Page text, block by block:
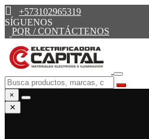
+573102965319
SÍGUENOS
PQR / CONTÁCTENOS
×
✕